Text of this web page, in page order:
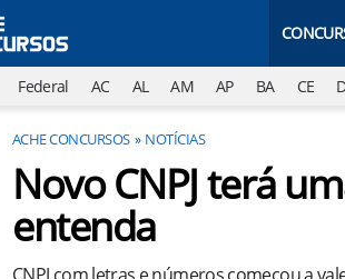
Federal AC AL AM AP BA CE
ACHE CONCURSOS NOTÍCIAS
Novo CNPJ terá
entenda